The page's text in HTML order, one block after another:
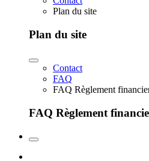
Plan du site
Plan du site
Contact
FAQ
FAQ Règlement
FAQ Règlement